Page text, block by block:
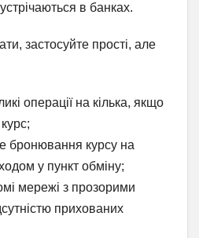
в банках.
застосуйте прості, але
операції на кілька, якщо
бронювання курсу на
у пункт обміну;
мережі з прозорими
прихованих